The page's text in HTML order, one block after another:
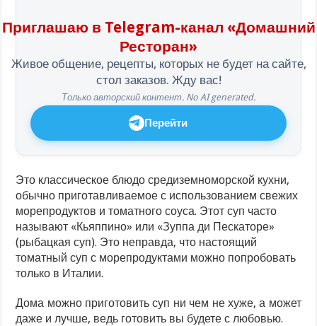
Приглашаю в Telegram-канал «Домашний
Ресторан»
Живое общение, рецепты, которых не будет на сайте,
стол заказов. Жду вас!
Только авторский контент. No AI generated.
Перейти
Это классическое блюдо средиземноморской кухни,
обычно приготавливаемое с использованием свежих
морепродуктов и томатного соуса. Этот суп часто
называют «Кьяппино» или «Зуппа ди Пескаторе»
(рыбацкая суп). Это неправда, что настоящий
томатный суп с морепродуктами можно попробовать
только в Италии.
Дома можно приготовить суп ни чем не хуже, а может
даже и лучше, ведь готовить вы будете с любовью.